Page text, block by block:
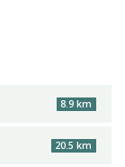
8.9 km
20.5 km